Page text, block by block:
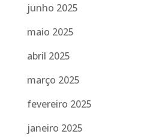
junho 2025
maio 2025
abril 2025
março 2025
fevereiro 2025
janeiro 2025